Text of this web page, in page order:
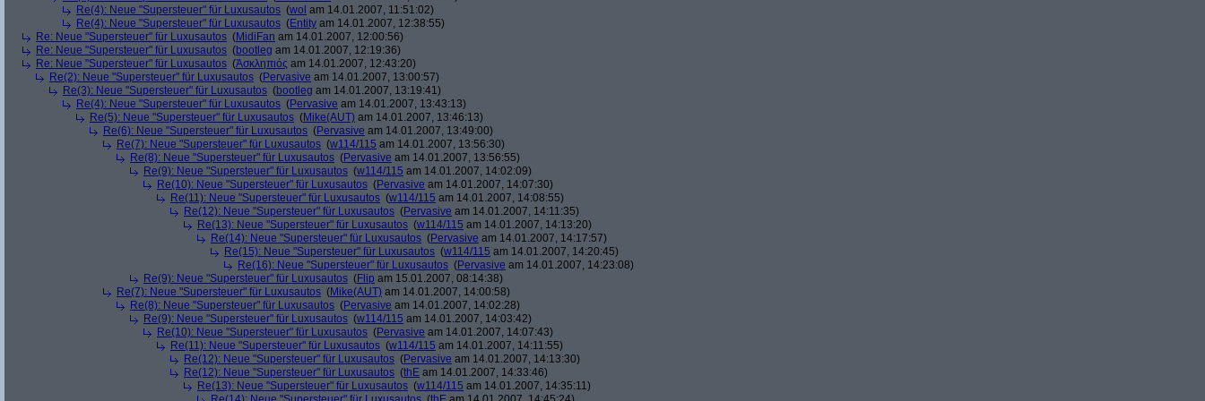
Re(4): Neue "Supersteuer" für Luxusautos (wol am 14.01.2007, 11:51:02)
Re(4): Neue "Supersteuer" für Luxusautos (Entity am 14.01.2007, 12:38:55)
Re: Neue "Supersteuer" für Luxusautos (MidiFan am 14.01.2007, 12:00:56)
Re: Neue "Supersteuer" für Luxusautos (bootleg am 14.01.2007, 12:19:36)
Re: Neue "Supersteuer" für Luxusautos (Ἀσκληπιός am 14.01.2007, 12:43:20)
Re(2): Neue "Supersteuer" für Luxusautos (Pervasive am 14.01.2007, 13:00:57)
Re(3): Neue "Supersteuer" für Luxusautos (bootleg am 14.01.2007, 13:19:41)
Re(4): Neue "Supersteuer" für Luxusautos (Pervasive am 14.01.2007, 13:43:13)
Re(5): Neue "Supersteuer" für Luxusautos (Mike(AUT) am 14.01.2007, 13:46:13)
Re(6): Neue "Supersteuer" für Luxusautos (Pervasive am 14.01.2007, 13:49:00)
Re(7): Neue "Supersteuer" für Luxusautos (w114/115 am 14.01.2007, 13:56:30)
Re(8): Neue "Supersteuer" für Luxusautos (Pervasive am 14.01.2007, 13:56:55)
Re(9): Neue "Supersteuer" für Luxusautos (w114/115 am 14.01.2007, 14:02:09)
Re(10): Neue "Supersteuer" für Luxusautos (Pervasive am 14.01.2007, 14:07:30)
Re(11): Neue "Supersteuer" für Luxusautos (w114/115 am 14.01.2007, 14:08:55)
Re(12): Neue "Supersteuer" für Luxusautos (Pervasive am 14.01.2007, 14:11:35)
Re(13): Neue "Supersteuer" für Luxusautos (w114/115 am 14.01.2007, 14:13:20)
Re(14): Neue "Supersteuer" für Luxusautos (Pervasive am 14.01.2007, 14:17:57)
Re(15): Neue "Supersteuer" für Luxusautos (w114/115 am 14.01.2007, 14:20:45)
Re(16): Neue "Supersteuer" für Luxusautos (Pervasive am 14.01.2007, 14:23:08)
Re(9): Neue "Supersteuer" für Luxusautos (Flip am 15.01.2007, 08:14:38)
Re(7): Neue "Supersteuer" für Luxusautos (Mike(AUT) am 14.01.2007, 14:00:58)
Re(8): Neue "Supersteuer" für Luxusautos (Pervasive am 14.01.2007, 14:02:28)
Re(9): Neue "Supersteuer" für Luxusautos (w114/115 am 14.01.2007, 14:03:42)
Re(10): Neue "Supersteuer" für Luxusautos (Pervasive am 14.01.2007, 14:07:43)
Re(11): Neue "Supersteuer" für Luxusautos (w114/115 am 14.01.2007, 14:11:55)
Re(12): Neue "Supersteuer" für Luxusautos (Pervasive am 14.01.2007, 14:13:30)
Re(12): Neue "Supersteuer" für Luxusautos (thE am 14.01.2007, 14:33:46)
Re(13): Neue "Supersteuer" für Luxusautos (w114/115 am 14.01.2007, 14:35:11)